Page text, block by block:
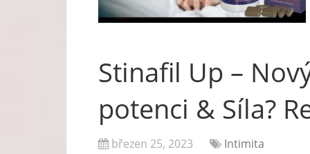
Stinafil Up –
potenci & Síla?
březen 25, 2023
Intimita